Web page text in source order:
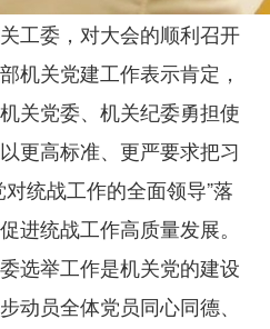
工委，对大会的顺利召开
机关党建工作表示肯定，
关党委、机关纪委勇担使
更高标准、更严要求把习
统战工作的全面领导”落
进统战工作高质量发展。
选举工作是机关党的建设
动员全体党员同心同德、